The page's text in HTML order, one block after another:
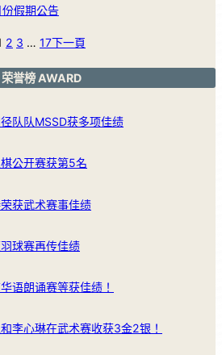
假期公告
2 3 … 17下一頁
荣誉榜 AWARD
队队MSSD获多项佳绩
公开赛获第5名
获武术赛事佳绩
球赛再传佳绩
语朗诵赛等获佳绩！
李心琳在武术赛收获3金2银！